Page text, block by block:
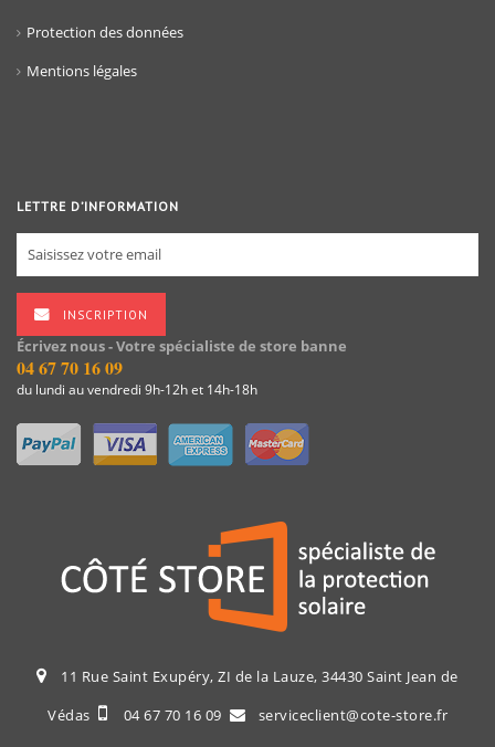
Protection des données
Mentions légales
LETTRE D’INFORMATION
INSCRIPTION
Écrivez nous - Votre spécialiste de store banne
04 67 70 16 09
du lundi au vendredi 9h-12h et 14h-18h
11 Rue Saint Exupéry, ZI de la Lauze, 34430 Saint Jean de
Védas
04 67 70 16 09 serviceclient@cote-store.fr